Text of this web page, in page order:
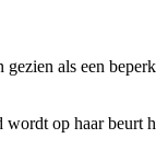
als een
op haar beurt